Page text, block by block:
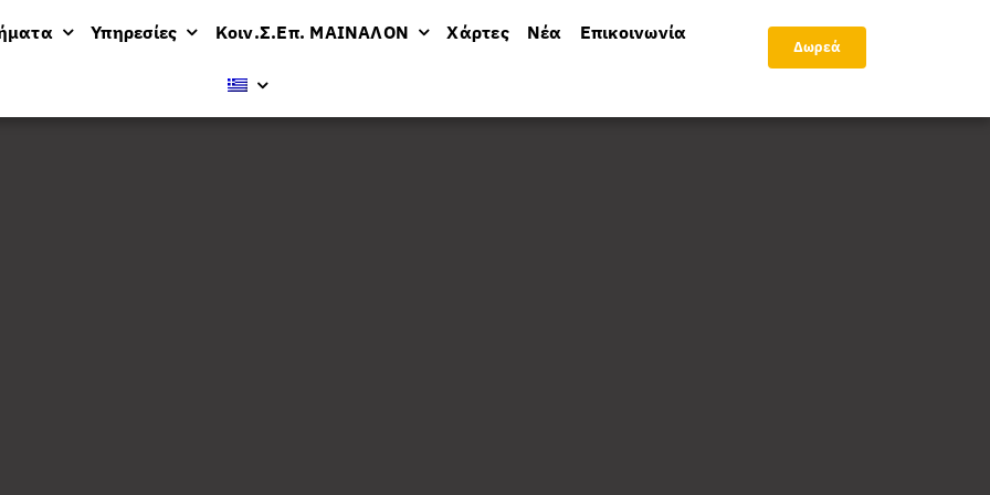
Υπηρεσίες Κοιν.Σ.Επ. ΜΑΙΝΑΛΟΝ Χάρτες Νέα Επικοινωνία
Δωρεά